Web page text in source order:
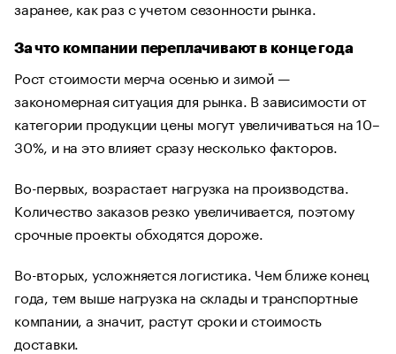
заранее, как раз с учетом сезонности рынка.
За что компании переплачивают в конце года
Рост стоимости мерча осенью и зимой —
закономерная ситуация для рынка. В зависимости от
категории продукции цены могут увеличиваться на 10–
30%, и на это влияет сразу несколько факторов.
Во-первых, возрастает нагрузка на производства.
Количество заказов резко увеличивается, поэтому
срочные проекты обходятся дороже.
Во-вторых, усложняется логистика. Чем ближе конец
года, тем выше нагрузка на склады и транспортные
компании, а значит, растут сроки и стоимость
доставки.